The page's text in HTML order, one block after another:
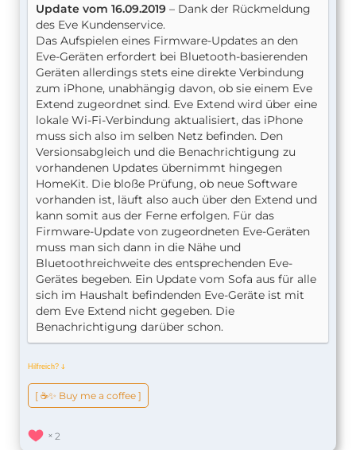
Update vom 16.09.2019 – Dank der Rückmeldung
des Eve Kundenservice.
Das Aufspielen eines Firmware-Updates an den
Eve-Geräten erfordert bei Bluetooth-basierenden
Geräten allerdings stets eine direkte Verbindung
zum iPhone, unabhängig davon, ob sie einem Eve
Extend zugeordnet sind. Eve Extend wird über eine
lokale Wi-Fi-Verbindung aktualisiert, das iPhone
muss sich also im selben Netz befinden. Den
Versionsabgleich und die Benachrichtigung zu
vorhandenen Updates übernimmt hingegen
HomeKit. Die bloße Prüfung, ob neue Software
vorhanden ist, läuft also auch über den Extend und
kann somit aus der Ferne erfolgen. Für das
Firmware-Update von zugeordneten Eve-Geräten
muss man sich dann in die Nähe und
Bluetoothreichweite des entsprechenden Eve-
Gerätes begeben. Ein Update vom Sofa aus für alle
sich im Haushalt befindenden Eve-Geräte ist mit
dem Eve Extend nicht gegeben. Die
Benachrichtigung darüber schon.
Hilfreich? ↆ
[ ☕️✨ Buy me a coffee ]
2